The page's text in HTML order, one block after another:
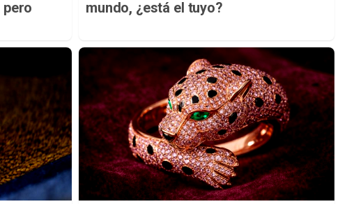
pero
mundo, ¿está el tuyo?